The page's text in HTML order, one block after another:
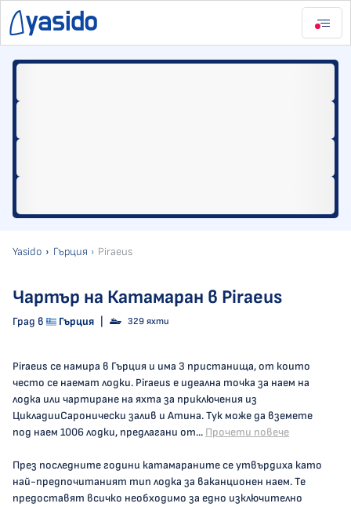
Yasido Гърция Piraeus
Чартър на Катамаран в Piraeus
Град в Гърция 329 яхти
Piraeus се намира в Гърция и има 3 пристанища, от които
често се наемат лодки. Piraeus е идеална точка за наем на
лодка или чартиране на яхта за приключения из
ЦикладииСаронически залив и Атина. Тук може да вземете
под наем 1006 лодки, предлагани от... Прочети повече
През последните години катамараните се утвърдиха като
най-предпочитаният тип лодка за ваканционен наем. Те
предоставят всичко необходимо за едно изключително